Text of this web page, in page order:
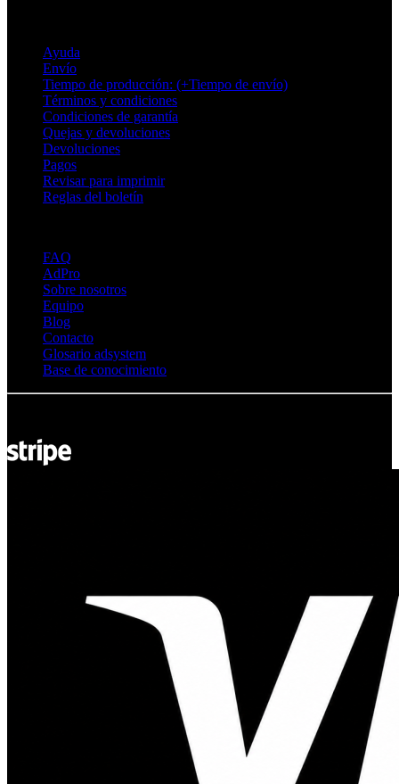
Ayuda
Envío
Tiempo de producción: (+Tiempo de envío)
Términos y condiciones
Condiciones de garantía
Quejas y devoluciones
Devoluciones
Pagos
Revisar para imprimir
Reglas del boletín
FAQ
AdPro
Sobre nosotros
Equipo
Blog
Contacto
Glosario adsystem
Base de conocimiento